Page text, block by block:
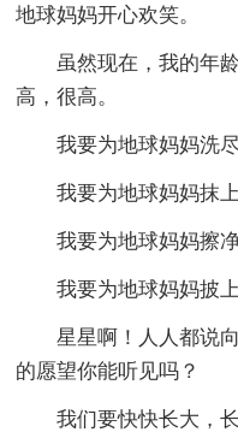
地球妈妈开心欢笑。
虽然现在，我的年龄
高，很高。
我要为地球妈妈洗尽
我要为地球妈妈抹上
我要为地球妈妈擦净
我要为地球妈妈披上
星星啊！人人都说向
的愿望你能听见吗？
我们要快快长大，长